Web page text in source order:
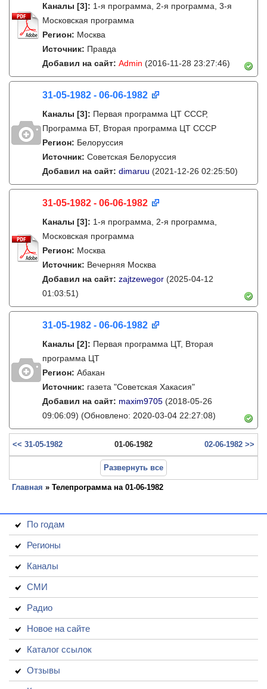
Каналы [3]: 1-я программа, 2-я программа, 3-я
Московская программа
Регион: Москва
Источник: Правда
Добавил на сайт: Admin (2016-11-28 23:27:46)
31-05-1982 - 06-06-1982
Каналы [3]: Первая программа ЦТ СССР,
Программа БТ, Вторая программа ЦТ СССР
Регион: Белоруссия
Источник: Советская Белоруссия
Добавил на сайт: dimaruu (2021-12-26 02:25:50)
31-05-1982 - 06-06-1982
Каналы [3]: 1-я программа, 2-я программа,
Московская программа
Регион: Москва
Источник: Вечерняя Москва
Добавил на сайт: zajtzewegor (2025-04-12
01:03:51)
31-05-1982 - 06-06-1982
Каналы [2]: Первая программа ЦТ, Вторая
программа ЦТ
Регион: Абакан
Источник: газета "Советская Хакасия"
Добавил на сайт: maxim9705 (2018-05-26
09:06:09) (Обновлено: 2020-03-04 22:27:08)
<< 31-05-1982 01-06-1982 02-06-1982 >>
Развернуть все
Главная » Телепрограмма на 01-06-1982
По годам
Регионы
Каналы
СМИ
Радио
Новое на сайте
Каталог ссылок
Отзывы